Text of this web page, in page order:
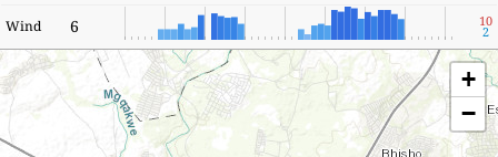
Wind 6 10
2
+
−